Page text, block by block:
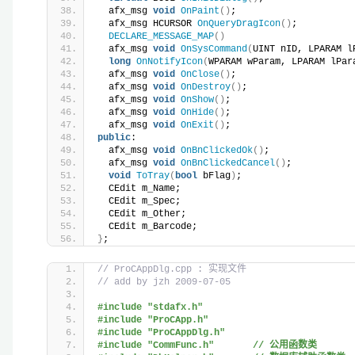
  afx_msg
void OnPaint () ;
  afx_msg HCURSOR
OnQueryDragIcon() ;
DECLARE_MESSAGE_MAP()
  afx_msg
void OnSysCommand (UINT nID, LPARAM
long OnNotifyIcon(WPARAM wParam, LPARAM
  afx_msg
void OnClose() ;
  afx_msg
void OnDestroy() ;
  afx_msg
void OnShow() ;
  afx_msg
void OnHide() ;
  afx_msg
void OnExit () ;
public:
  afx_msg
void OnBnClickedOk() ;
  afx_msg
void OnBnClickedCancel() ;
void
ToTray( bool bFlag) ;
  CEdit m_Name;
  CEdit m_Spec;
  CEdit m_Other;
  CEdit m_Barcode;
} ;
// ProCAppDlg.cpp : 实现文件
// add by jzh 2009-07-05
#include "stdafx.h"
#include "ProCApp.h"
#include "ProCAppDlg.h"
#include "CommFunc.h"       // 公用函数类